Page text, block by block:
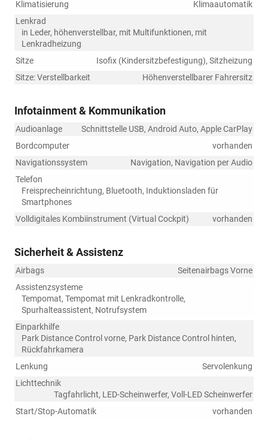
Klimatisierung
Klimaautomatik
Lenkrad
in Leder, höhenverstellbar, mit Multifunktionen, mit
Lenkradheizung
Sitze
Isofix (Kindersitzbefestigung), Sitzheizung
Sitze: Verstellbarkeit
Höhenverstellbarer Fahrersitz
Infotainment & Kommunikation
Audioanlage
Schnittstelle USB, Android Auto, Apple CarPlay
Bordcomputer
vorhanden
Navigationssystem
Navigation, Navigation per Audio
Telefon
Freisprecheinrichtung, Bluetooth, Induktionsladen für
Smartphones
Volldigitales Kombiinstrument (Virtual Cockpit)
vorhanden
Sicherheit & Assistenz
Airbags
Seitenairbags Vorne
Assistenzsysteme
Tempomat, Tempomat mit Lenkradkontrolle,
Spurhalteassistent, Notrufsystem
Einparkhilfe
Park Distance Control vorne, Park Distance Control hinten,
Rückfahrkamera
Lenkung
Servolenkung
Lichttechnik
Tagfahrlicht, LED-Scheinwerfer, Voll-LED Scheinwerfer
Start/Stop-Automatik
vorhanden